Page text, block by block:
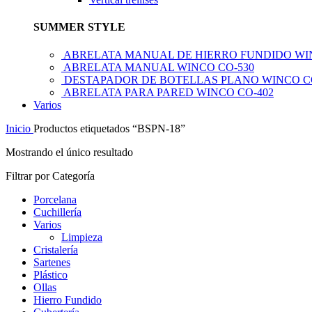
SUMMER STYLE
ABRELATA MANUAL DE HIERRO FUNDIDO
ABRELATA MANUAL WINCO CO-530
DESTAPADOR DE BOTELLAS PLANO WINCO
ABRELATA PARA PARED WINCO CO-402
Varios
Inicio Productos etiquetados “BSPN-18”
Mostrando el único resultado
Filtrar por Categoría
Porcelana
Cuchillería
Varios
Limpieza
Cristalería
Sartenes
Plástico
Ollas
Hierro Fundido